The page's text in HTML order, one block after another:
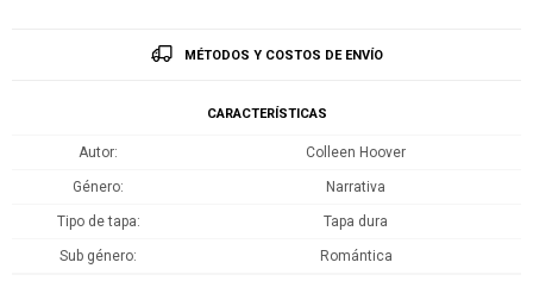
MÉTODOS Y COSTOS DE ENVÍO
CARACTERÍSTICAS
Autor Colleen Hoover
Género Narrativa
Tipo de tapa Tapa dura
Sub género Romántica